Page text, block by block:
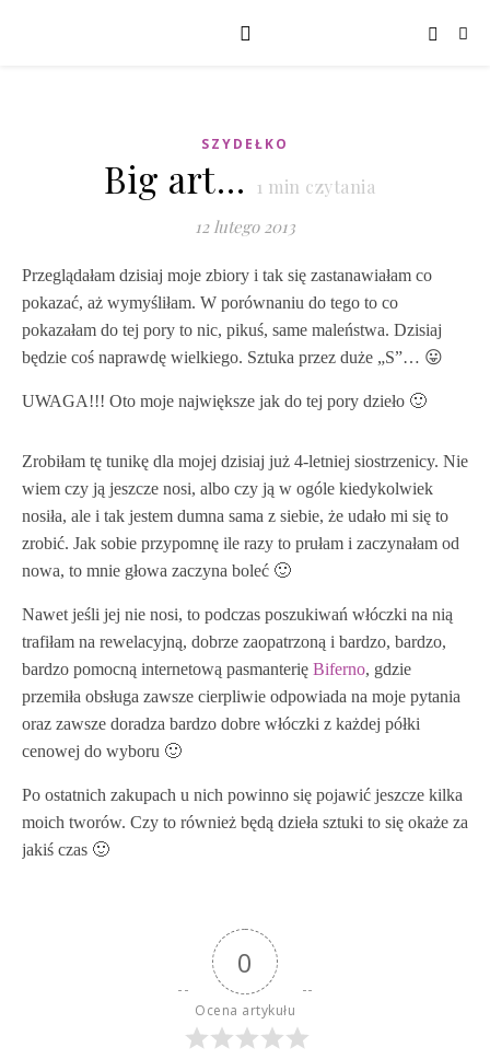
SZYDEŁKO
Big art… 1 min czytania
12 lutego 2013
Przeglądałam dzisiaj moje zbiory i tak się zastanawiałam co
pokazać, aż wymyśliłam. W porównaniu do tego to co
pokazałam do tej pory to nic, pikuś, same maleństwa. Dzisiaj
będzie coś naprawdę wielkiego. Sztuka przez duże „S”… 😛
UWAGA!!! Oto moje największe jak do tej pory dzieło 🙂
Zrobiłam tę tunikę dla mojej dzisiaj już 4-letniej siostrzenicy. Nie
wiem czy ją jeszcze nosi, albo czy ją w ogóle kiedykolwiek
nosiła, ale i tak jestem dumna sama z siebie, że udało mi się to
zrobić. Jak sobie przypomnę ile razy to prułam i zaczynałam od
nowa, to mnie głowa zaczyna boleć 🙂
Nawet jeśli jej nie nosi, to podczas poszukiwań włóczki na nią
trafiłam na rewelacyjną, dobrze zaopatrzoną i bardzo, bardzo,
bardzo pomocną internetową pasmanterię Biferno, gdzie
przemiła obsługa zawsze cierpliwie odpowiada na moje pytania
oraz zawsze doradza bardzo dobre włóczki z każdej półki
cenowej do wyboru 🙂
Po ostatnich zakupach u nich powinno się pojawić jeszcze kilka
moich tworów. Czy to również będą dzieła sztuki to się okaże za
jakiś czas 🙂
0
Ocena artykułu